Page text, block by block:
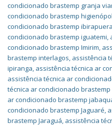
condicionado brastemp granja
condicionado brastemp
condicionado brastemp ibirapuera
condicionado brastemp iguatemi,
condicionado brastemp Imirim,
brastemp interlagos, assistência
ipiranga, assistência técnica ar
assistência técnica ar
técnica ar condicionado
ar condicionado brastemp
condicionado brastemp Jaguaré,
brastemp Jaraguá, assistência